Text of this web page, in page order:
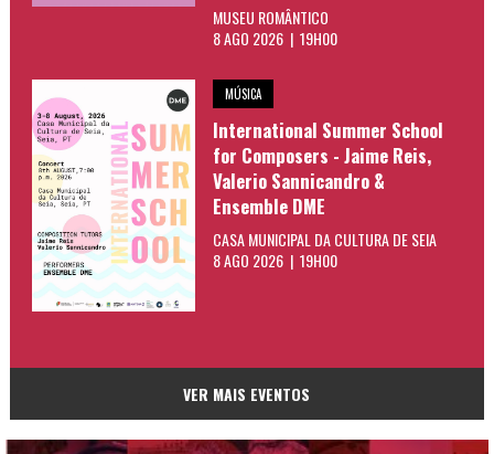
MUSEU ROMÂNTICO
8 AGO 2026 | 19H00
MÚSICA
International Summer School
for Composers - Jaime Reis,
Valerio Sannicandro &
Ensemble DME
CASA MUNICIPAL DA CULTURA DE SEIA
8 AGO 2026 | 19H00
VER MAIS EVENTOS